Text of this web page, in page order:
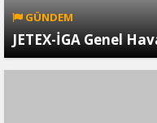
GÜNDEM
JETEX-İGA Genel